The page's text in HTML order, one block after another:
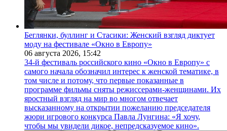
Беглянки, буллинг и Стасики: Женский взгляд диктует
моду на фестивале «Окно в Европу»
06 августа 2026, 15:42
34-й фестиваль российского кино «Окно в Европу» с
самого начала обозначил интерес к женской тематике, в
том числе и потому, что первые показанные в
программе фильмы сняты режиссерами-женщинами. Их
яростный взгляд на мир во многом отвечает
высказанному на открытии пожеланию председателя
жюри игрового конкурса Павла Лунгина: «Я хочу,
чтобы мы увидели дикое, непредсказуемое кино».